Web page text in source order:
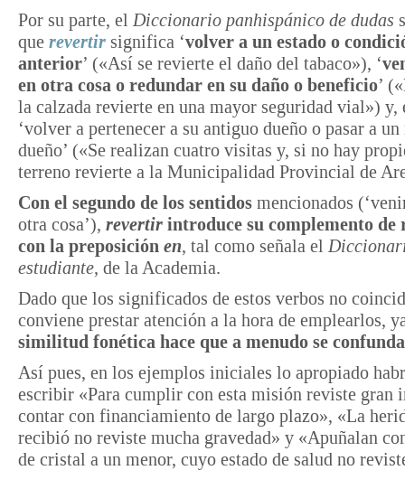
Por su parte, el Diccionario panhispánico de dudas
que revertir significa ‘volver a un estado o
anterior’ («Así se revierte el daño del tabaco»), ‘
en otra cosa o redundar en su daño o beneficio’
la calzada revierte en una mayor seguridad vial») y,
‘volver a pertenecer a su antiguo dueño o pasar a un
dueño’ («Se realizan cuatro visitas y, si no hay
terreno revierte a la Municipalidad Provincial de
Con el segundo de los sentidos mencionados
otra cosa’), revertir introduce su complemento de
con la preposición en, tal como señala el
estudiante, de la Academia.
Dado que los significados de estos verbos no
conviene prestar atención a la hora de emplearlos,
similitud fonética hace que a menudo se
Así pues, en los ejemplos iniciales lo apropiado
escribir «Para cumplir con esta misión reviste gran
contar con financiamiento de largo plazo», «La
recibió no reviste mucha gravedad» y «Apuñalan
de cristal a un menor, cuyo estado de salud no